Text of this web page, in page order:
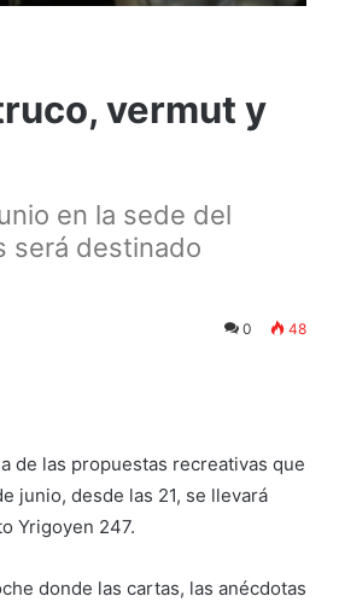
vermut y
en la sede del
será destinado
0 48
de las propuestas recreativas que
junio, desde las 21, se llevará
Yrigoyen 247.
donde las cartas, las anécdotas